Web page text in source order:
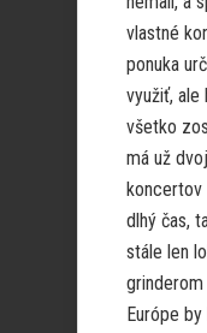
vlastné
ponuka
využiť, ale
všetko
má už
koncertov
dlhý čas,
stále len
Európe